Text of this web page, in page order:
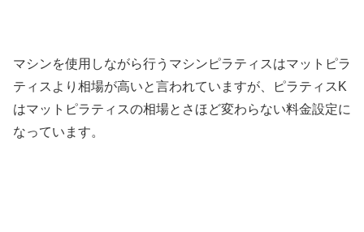
マシンを使用しながら行うマシンピラティスはマットピラ
ティスより相場が高いと言われていますが、ピラティスK
はマットピラティスの相場とさほど変わらない料金設定に
なっています。